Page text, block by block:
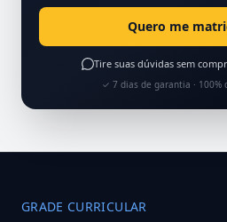
Quero me
Tire suas dúvidas sem
✓ 7 dias de garantia · 100%
GRADE CURRICULAR